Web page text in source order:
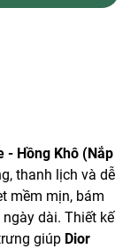
- Hồng Khô (Nắp
thanh lịch và dễ
mềm mịn, bám
dài. Thiết kế
giúp Dior